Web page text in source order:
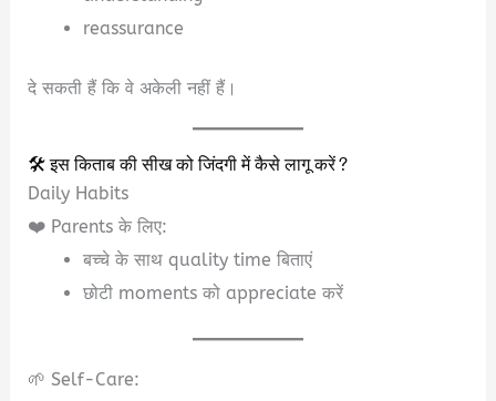
reassurance
दे सकती हैं कि वे अकेली नहीं हैं।
🛠️ इस किताब की सीख को जिंदगी में कैसे लागू करें?
Daily Habits
❤️ Parents के लिए:
बच्चे के साथ quality time बिताएं
छोटी moments को appreciate करें
🌱 Self-Care: